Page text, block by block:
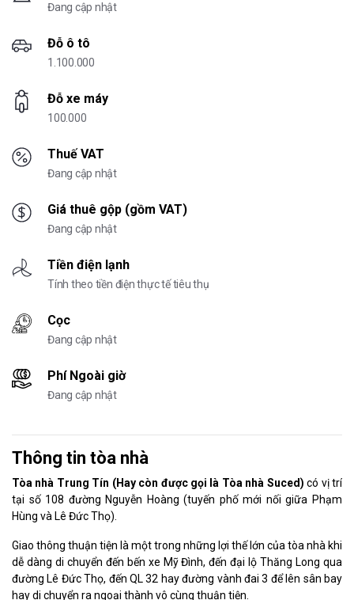
Đang cập nhật
Đỗ ô tô
1.100.000
Đỗ xe máy
100.000
Thuế VAT
Đang cập nhật
Giá thuê gộp (gồm VAT)
Đang cập nhật
Tiền điện lạnh
Tính theo tiền điện thực tế tiêu thụ
Cọc
Đang cập nhật
Phí Ngoài giờ
Đang cập nhật
Thông tin tòa nhà
Tòa nhà Trung Tín (Hay còn được gọi là Tòa nhà Suced)có vị trí
tại số 108 đường Nguyễn Hoàng (tuyến phố mới nối giữa Phạm
Hùng và Lê Đức Thọ).
Giao thông thuận tiện là một trong những lợi thế lớn của tòa nhà khi
dễ dàng di chuyển đến bến xe Mỹ Đình, đến đại lộ Thăng Long qua
đường Lê Đức Thọ, đến QL 32 hay đường vành đai 3 để lên sân bay
hay di chuyển ra ngoại thành vô cùng thuận tiện.